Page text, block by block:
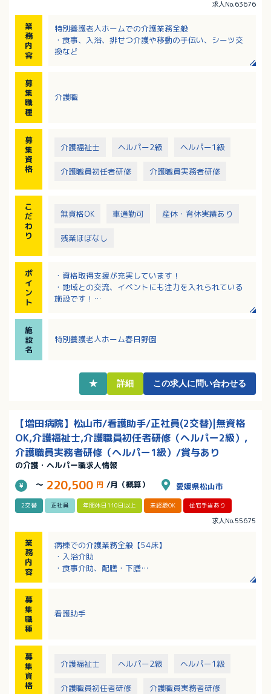
求人No.63676
業
務
内
容
特別養護老人ホームでの介護業務全般
・食事、入浴、排せつ介護や移動の手伝い、シーツ交
換など
募
集
職
種
介護職
募
集
資
格
介護福祉士 ヘルパー2級 ヘルパー1級
介護職員初任者研修 介護職員実務者研修
こ
だ
わ
り
無資格OK 車通勤可 産休・育休実績あり
残業ほぼなし
ポ
イ
ン
ト
・資格取得支援が充実しています！
・地域との交流、イベントにも注力を入れられている
施設です！
・定年は70歳！長く働くことの出来る施設です。
施
設
名
特別養護老人ホーム春日野園
★ 詳細 この求人に問い合わせる
【増田病院】松山市/看護助手/正社員(2交替)|無資格
OK,介護福祉士,介護職員初任者研修（ヘルパー2級）,
介護職員実務者研修（ヘルパー1級）/賞与あり
の介護・ヘルパー職求人情報
～ 220,500 円 /月（概算） 愛媛県松山市
2交替 正社員 年間休日110日以上 未経験OK 住宅手当あり
求人No.55675
業
務
内
容
病棟での介護業務全般【54床】
・入浴介助
・食事介助、配膳・下膳
募
集
職
種
看護助手
募
集
資
格
介護福祉士 ヘルパー2級 ヘルパー1級
介護職員初任者研修 介護職員実務者研修